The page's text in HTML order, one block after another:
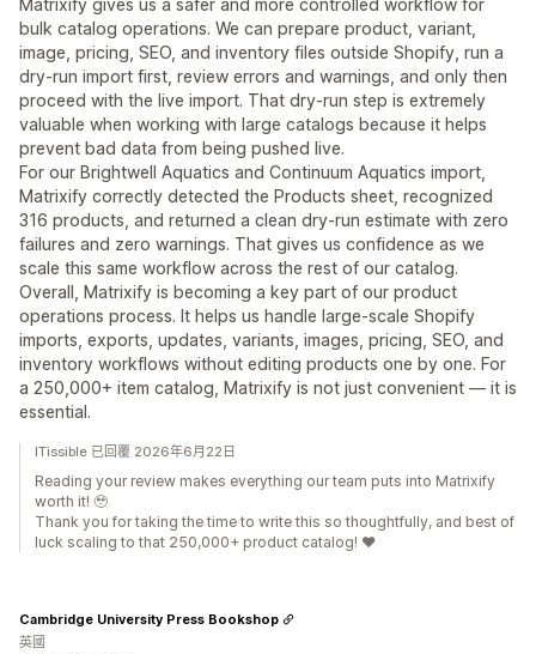
Matrixify gives us a safer and more controlled workflow for
bulk catalog operations. We can prepare product, variant,
image, pricing, SEO, and inventory files outside Shopify, run a
dry-run import first, review errors and warnings, and only then
proceed with the live import. That dry-run step is extremely
valuable when working with large catalogs because it helps
prevent bad data from being pushed live.
For our Brightwell Aquatics and Continuum Aquatics import,
Matrixify correctly detected the Products sheet, recognized
316 products, and returned a clean dry-run estimate with zero
failures and zero warnings. That gives us confidence as we
scale this same workflow across the rest of our catalog.
Overall, Matrixify is becoming a key part of our product
operations process. It helps us handle large-scale Shopify
imports, exports, updates, variants, images, pricing, SEO, and
inventory workflows without editing products one by one. For
a 250,000+ item catalog, Matrixify is not just convenient — it is
essential.
ITissible 已回覆 2026年6月22日
Reading your review makes everything our team puts into Matrixify
worth it! 🥹
Thank you for taking the time to write this so thoughtfully, and best of
luck scaling to that 250,000+ product catalog! ❤️
Cambridge University Press Bookshop
英國